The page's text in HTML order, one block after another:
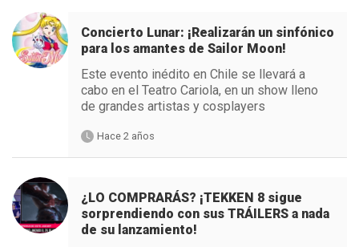
Concierto Lunar: ¡Realizarán un sinfónico
para los amantes de Sailor Moon!
Este evento inédito en Chile se llevará a
cabo en el Teatro Cariola, en un show lleno
de grandes artistas y cosplayers
Hace 2 años
¿LO COMPRARÁS? ¡TEKKEN 8 sigue
sorprendiendo con sus TRÁILERS a nada
de su lanzamiento!